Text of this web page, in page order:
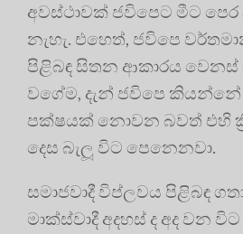
අවස්ථාවක් ජවිපෙට මීට
නැහැ. එහෙත්, ජවිපෙ
පිළිබඳ සිතන ආකාරය වෙනස්
වගේම, දැන් ජවිපෙ
පක්ෂයක් නොවන බවත් එහි
දෙස බැලූ විට පෙනෙනවා.
සමාජවාදී විප්ලවය පිළිබඳ
මාක්ස්වාදී අදහස් ද අද වන